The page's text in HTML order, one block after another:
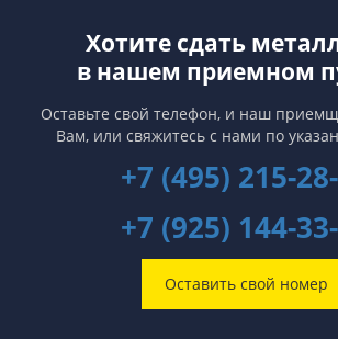
Хотите сдать
в нашем приемном
Оставьте свой телефон, и наш
Вам, или свяжитесь с нами по
+7 (495) 215-
+7 (925) 144-
Оставить свой номер